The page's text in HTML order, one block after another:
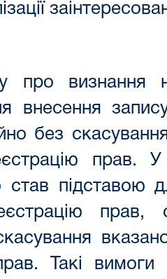
про визнання
внесення
без
прав. У
підставою
прав,
Такі вимоги